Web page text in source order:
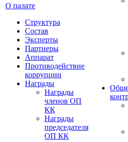
О палате
Структура
Состав
Эксперты
Партнеры
Аппарат
Противодействие
коррупции
Награды
Награды
членов ОП
КК
Награды
председателя
ОП КК